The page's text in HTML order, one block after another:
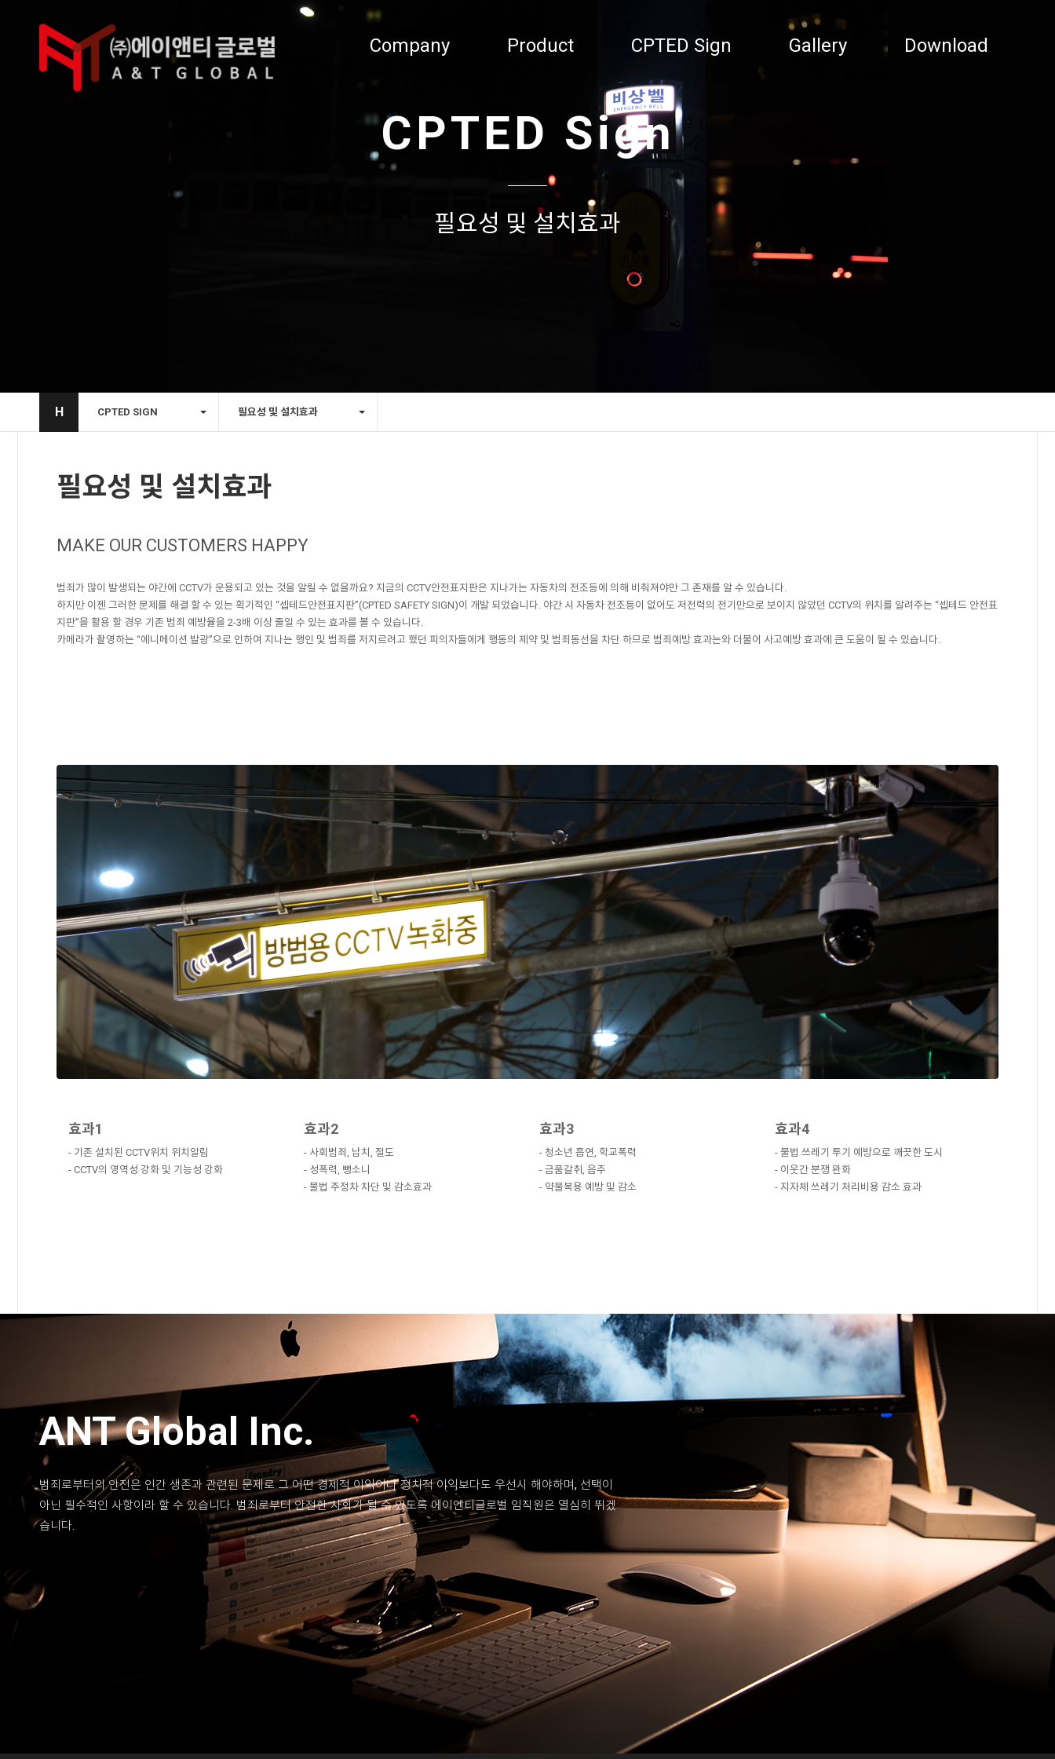
Company Product CPTED Sign Gallery Download
CPTED Sign
필요성 및 설치효과
H CPTED SIGN 필요성 및 설치효과
필요성 및 설치효과
MAKE OUR CUSTOMERS HAPPY
범죄가 많이 발생되는 야간에 CCTV가 운용되고 있는 것을 알릴 수 없을까요? 지금의 CCTV안전표지판은 지나가는 자동차의 전조등에 의해 비춰져야만 그 존재를 알 수 있습니다.
하지만 이젠 그러한 문제를 해결 할 수 있는 획기적인 “셉테드안전표지판”(CPTED SAFETY SIGN)이 개발 되었습니다. 야간 시 자동차 전조등이 없어도 저전력의 전기만으로 보이지 않았던 CCTV의 위치를 알려주는 “셉테드 안전표
지판”을 활용 할 경우 기존 범죄 예방율을 2-3배 이상 줄일 수 있는 효과를 볼 수 있습니다.
카메라가 촬영하는 “에니메이션 발광”으로 인하여 지나는 행인 및 범죄를 저지르려고 했던 피의자들에게 행동의 제약 및 범죄동선을 차단 하므로 범죄예방 효과는와 더불어 사고예방 효과에 큰 도움이 될 수 있습니다.
효과1
- 기존 설치된 CCTV위치 위치알림
- CCTV의 영역성 강화 및 기능성 강화
효과2
- 사회범죄, 납치, 절도
- 성폭력, 뺑소니
- 불법 주정차 차단 및 감소효과
효과3
- 청소년 흡연, 학교폭력
- 금품갈취, 음주
- 약물복용 예방 및 감소
효과4
- 불법 쓰레기 투기 예방으로 깨끗한 도시
- 이웃간 분쟁 완화
- 지자체 쓰레기 처리비용 감소 효과
ANT Global Inc.
범죄로부터의 안전은 인간 생존과 관련된 문제로 그 어떤 경제적 이익이나 정치적 이익보다도 우선시 해야하며, 선택이
아닌 필수적인 사항이라 할 수 있습니다. 범죄로부터 안전한 사회가 될 수 있도록 에이엔티글로벌 임직원은 열심히 뛰겠
습니다.